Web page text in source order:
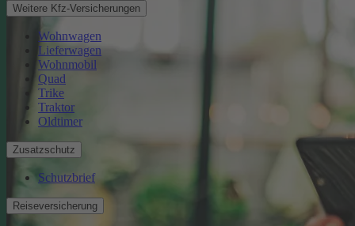
Weitere Kfz-Versicherungen
Wohnwagen
Lieferwagen
Wohnmobil
Quad
Trike
Traktor
Oldtimer
Zusatzschutz
Schutzbrief
Reiseversicherung